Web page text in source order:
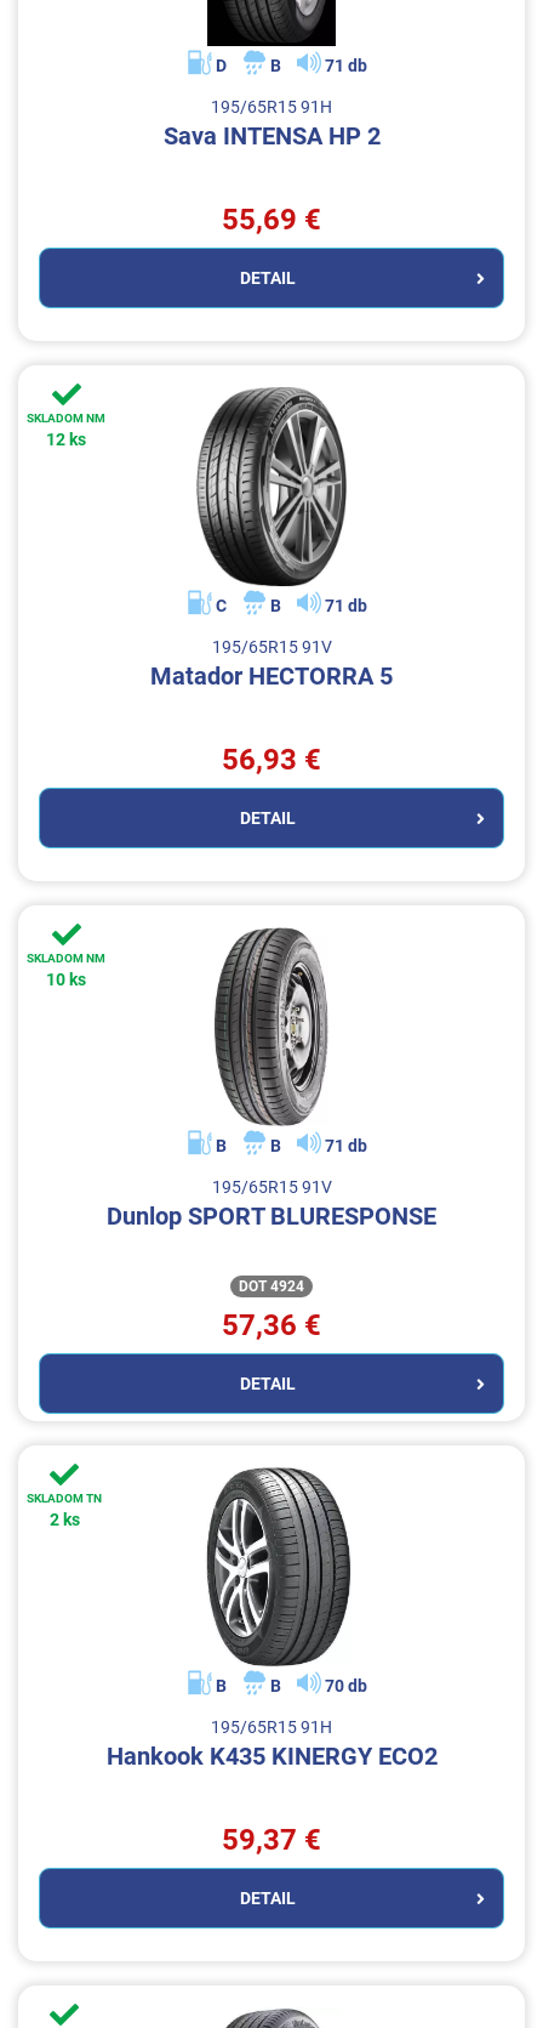
D B 71 db
195/65R15 91H
Sava INTENSA HP 2
55,69 €
DETAIL
SKLADOM NM
12 ks
C B 71 db
195/65R15 91V
Matador HECTORRA 5
56,93 €
DETAIL
SKLADOM NM
10 ks
B B 71 db
195/65R15 91V
Dunlop SPORT BLURESPONSE
DOT 4924
57,36 €
DETAIL
SKLADOM TN
2 ks
B B 70 db
195/65R15 91H
Hankook K435 KINERGY ECO2
59,37 €
DETAIL